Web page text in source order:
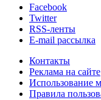
Facebook
Twitter
RSS-ленты
E-mail рассылка
Контакты
Реклама на сайте
Использование
Правила